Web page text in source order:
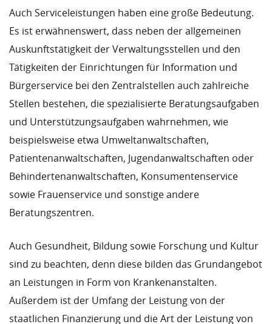
Auch Serviceleistungen haben eine große Bedeutung.
Es ist erwähnenswert, dass neben der allgemeinen
Auskunftstätigkeit der Verwaltungsstellen und den
Tätigkeiten der Einrichtungen für Information und
Bürgerservice bei den Zentralstellen auch zahlreiche
Stellen bestehen, die spezialisierte Beratungsaufgaben
und Unterstützungsaufgaben wahrnehmen, wie
beispielsweise etwa Umweltanwaltschaften,
Patientenanwaltschaften, Jugendanwaltschaften oder
Behindertenanwaltschaften, Konsumentenservice
sowie Frauenservice und sonstige andere
Beratungszentren.
Auch Gesundheit, Bildung sowie Forschung und Kultur
sind zu beachten, denn diese bilden das Grundangebot
an Leistungen in Form von Krankenanstalten.
Außerdem ist der Umfang der Leistung von der
staatlichen Finanzierung und die Art der Leistung von